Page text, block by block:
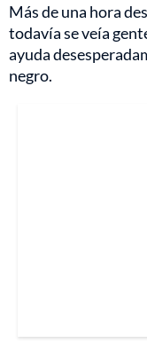
Más de una hora
todavía se veía
ayuda
negro.